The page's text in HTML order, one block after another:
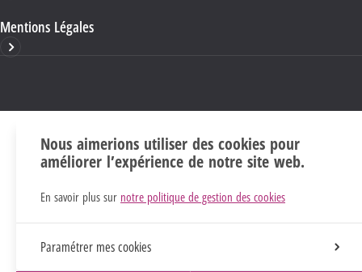
Mentions Légales
Nous aimerions utiliser des cookies pour
améliorer l’expérience de notre site web.
En savoir plus sur notre politique de gestion des cookies
Paramétrer mes cookies